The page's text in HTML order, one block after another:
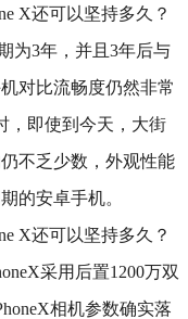
为3年，并且3年后与
对比流畅度仍然非常
，即使到今天，大街
仍不乏少数，外观性能
的安卓手机。
采用后置1200万双
相机参数确实落